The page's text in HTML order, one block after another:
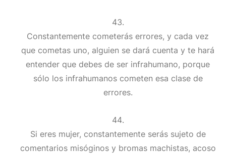
Constantemente cometerás errores, y cada vez
que cometas uno, alguien se dará cuenta y te hará
entender que debes de ser infrahumano, porque
sólo los infrahumanos cometen esa clase de
errores.
Si eres mujer, constantemente serás sujeto de
comentarios misóginos y bromas machistas, acoso